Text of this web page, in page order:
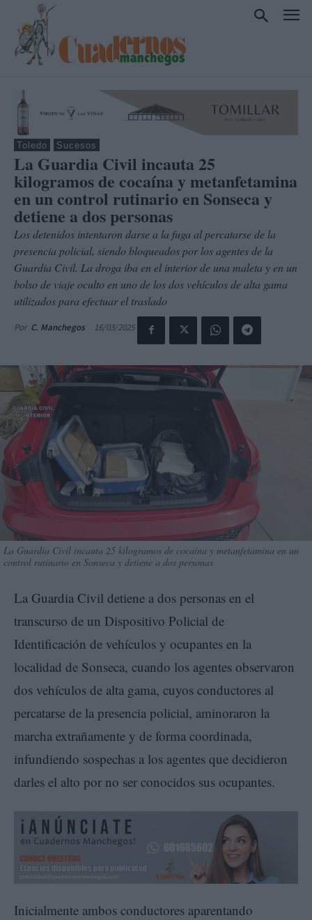
Toledo Sucesos
La Guardia Civil incauta 25
kilogramos de cocaína y metanfetamina
en un control rutinario en Sonseca y
detiene a dos personas
Los detenidos intentaron darse a la fuga al percatarse de la
presencia policial, siendo bloqueados por los agentes de la
Guardia Civil. La droga iba en el interior de una maleta y en un
bolso de viaje oculto en uno de los dos vehículos de alta gama
utilizados para efectuar el traslado
Por C. Manchegos 16/03/2025
La Guardia Civil incauta 25 kilogramos de cocaína y metanfetamina en un
control rutinario en Sonseca y detiene a dos personas
La Guardia Civil detiene a dos personas en el
transcurso de un Dispositivo Policial de
Identificación de vehículos y ocupantes en la
localidad de Sonseca, cuando los agentes observaron
dos vehículos de alta gama, cuyos conductores al
percatarse de la presencia policial, aminoraron la
marcha extrañamente y de forma coordinada,
infundiendo sospechas a los agentes que decidieron
darles el alto por no ser conocidos sus ocupantes.
Inicialmente ambos conductores aparentando